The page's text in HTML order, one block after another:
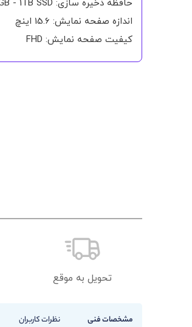
حافظه ذخیره سازی: 512GB - 1TB SSD
اندازه صفحه نمایش: 15.6 اینچ
کیفیت صفحه نمایش: FHD
تحویل به موقع
مشخصات فنی نظرات کاربران